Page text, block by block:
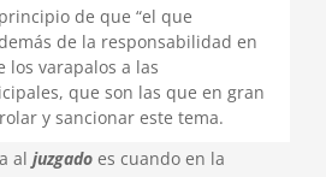
de que “el que
de la responsabilidad en
los varapalos a las
que son las que en gran
y sancionar este tema.
al juzgado es cuando en la